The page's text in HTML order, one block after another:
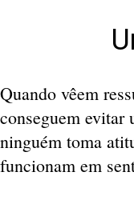
Quando vêem
conseguem evitar
ninguém toma
funcionam em